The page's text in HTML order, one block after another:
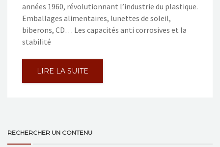
années 1960, révolutionnant l’industrie du plastique.
Emballages alimentaires, lunettes de soleil,
biberons, CD… Les capacités anti corrosives et la
stabilité
LIRE LA SUITE
RECHERCHER UN CONTENU